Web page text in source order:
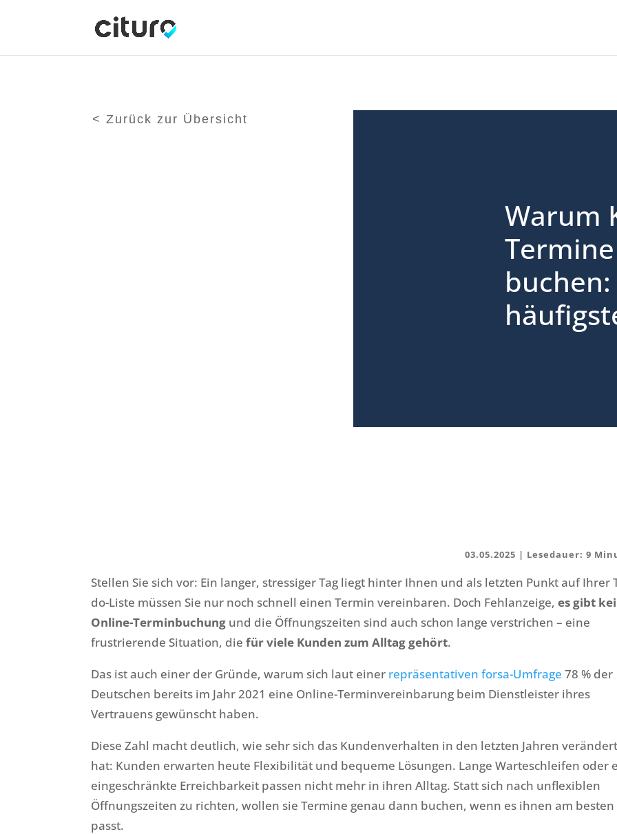
< Zurück zur Übersicht
Warum
03.05.2025 |
Stellen Sie sich vor: Ein langer, stressiger Tag liegt hinter Ihnen und als letzten Punkt auf Ihrer
do-Liste müssen Sie nur noch schnell einen Termin vereinbaren. Doch Fehlanzeige, es gibt
Online-Terminbuchung und die Öffnungszeiten sind auch schon lange verstrichen – eine
frustrierende Situation, die für viele Kunden zum Alltag gehört.
Das ist auch einer der Gründe, warum sich laut einer repräsentativen forsa-Umfrage 78 % der
Deutschen bereits im Jahr 2021 eine Online-Terminvereinbarung beim Dienstleister ihres
Vertrauens gewünscht haben.
Diese Zahl macht deutlich, wie sehr sich das Kundenverhalten in den letzten Jahren verändert
hat: Kunden erwarten heute Flexibilität und bequeme Lösungen. Lange Warteschleifen oder
eingeschränkte Erreichbarkeit passen nicht mehr in ihren Alltag. Statt sich nach unflexiblen
Öffnungszeiten zu richten, wollen sie Termine genau dann buchen, wenn es ihnen am besten
passt.